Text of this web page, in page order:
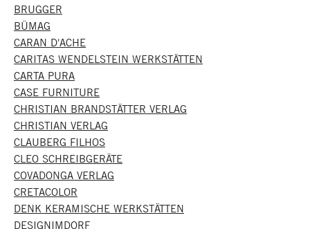
BRUGGER
BÜMAG
CARAN D'ACHE
CARITAS WENDELSTEIN WERKSTÄTTEN
CARTA PURA
CASE FURNITURE
CHRISTIAN BRANDSTÄTTER VERLAG
CHRISTIAN VERLAG
CLAUBERG FILHOS
CLEO SCHREIBGERÄTE
COVADONGA VERLAG
CRETACOLOR
DENK KERAMISCHE WERKSTÄTTEN
DESIGNIMDORF